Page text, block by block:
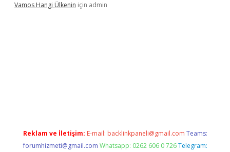
Vamos Hangi Ülkenin için admin
Reklam ve İletişim: E-mail: backlinkpaneli@gmail.com Teams:
forumhizmeti@gmail.com Whatsapp: 0262 606 0 726 Telegram: